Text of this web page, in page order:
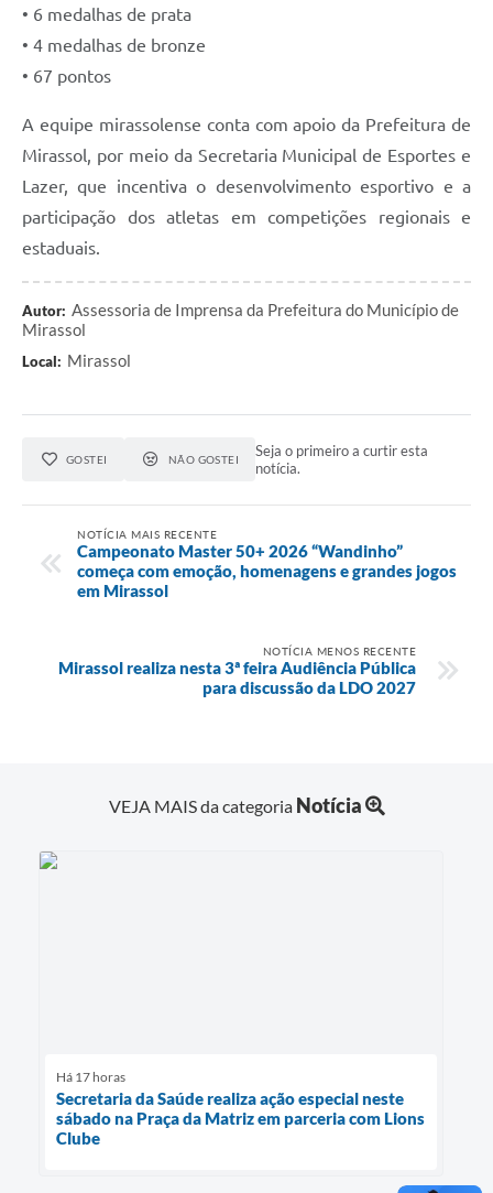
• 6 medalhas de prata
• 4 medalhas de bronze
• 67 pontos
A equipe mirassolense conta com apoio da Prefeitura de
Mirassol, por meio da Secretaria Municipal de Esportes e
Lazer, que incentiva o desenvolvimento esportivo e a
participação dos atletas em competições regionais e
estaduais.
Autor: Assessoria de Imprensa da Prefeitura do Município de
Mirassol
Local: Mirassol
GOSTEI NÃO GOSTEI
Seja o primeiro a curtir esta
notícia.
NOTÍCIA MAIS RECENTE
Campeonato Master 50+ 2026 “Wandinho”
começa com emoção, homenagens e grandes jogos
em Mirassol
NOTÍCIA MENOS RECENTE
Mirassol realiza nesta 3ª feira Audiência Pública
para discussão da LDO 2027
VEJA MAIS da categoria Notícia
Há 17 horas
Secretaria da Saúde realiza ação especial neste
sábado na Praça da Matriz em parceria com Lions
Clube